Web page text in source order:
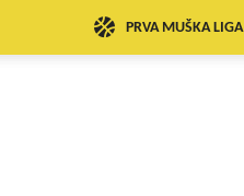
PRVA MUŠKA LIGA